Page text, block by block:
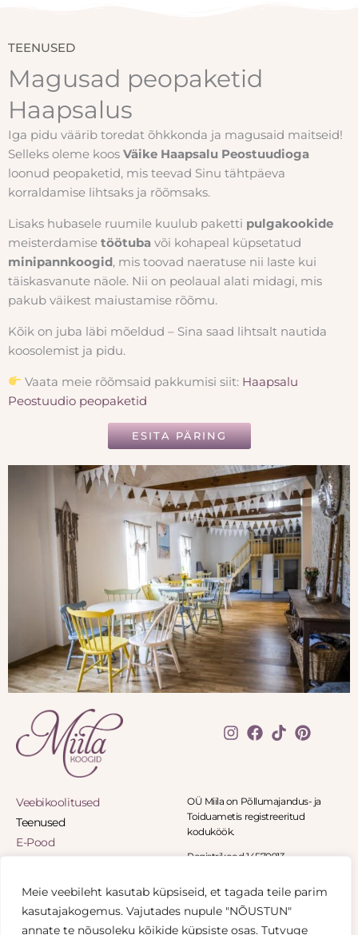
Meie veebileht kasutab küpsiseid, et tagada teile parim
kasutajakogemus. Vajutades nupule "NÕUSTUN"
annate te nõusoleku kõikide küpsiste osas. Tutvuge
TEENUSED
Magusad peopaketid
Haapsalus
Iga pidu väärib toredat õhkkonda ja magusaid maitseid!
Selleks oleme koos Väike Haapsalu Peostuudioga
loonud peopaketid, mis teevad Sinu tähtpäeva
korraldamise lihtsaks ja rõõmsaks.
Lisaks hubasele ruumile kuulub paketti pulgakookide
meisterdamise töötuba või kohapeal küpsetatud
minipannkoogid, mis toovad naeratuse nii laste kui
täiskasvanute näole. Nii on peolaual alati midagi, mis
pakub väikest maiustamise rõõmu.
Kõik on juba läbi mõeldud – Sina saad lihtsalt nautida
koosolemist ja pidu.
Vaata meie rõõmsaid pakkumisi siit: Haapsalu
Peostuudio peopaketid
ESITA PÄRING
Veebikoolitused
Teenused
E-Pood
Kontakt
OÜ Miila on Põllumajandus- ja
Toiduametis registreeritud
koduköök.
Registrikood 14570913
Haapsalu
+372 5836 1541
info@miilakoogid.ee